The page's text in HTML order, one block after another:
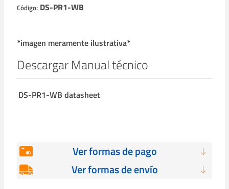
Código: DS-PR1-WB
*imagen meramente ilustrativa*
Descargar Manual técnico
DS-PR1-WB datasheet
Ver formas de pago
Ver formas de envío